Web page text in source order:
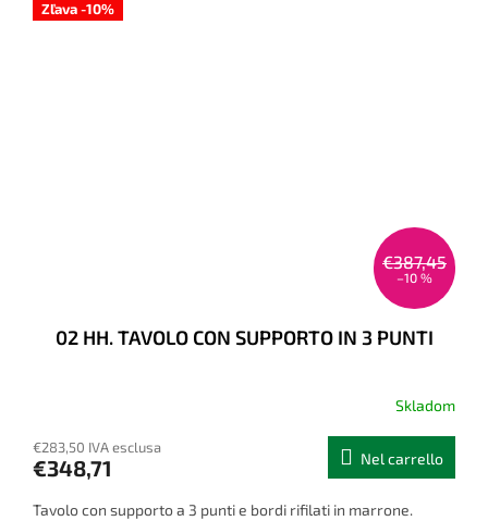
stelle.
Zľava -10%
€387,45
–10 %
02 HH. TAVOLO CON SUPPORTO IN 3 PUNTI
Skladom
€283,50 IVA esclusa
€348,71 Nel carrello
Tavolo con supporto a 3 punti e bordi rifilati in marrone.